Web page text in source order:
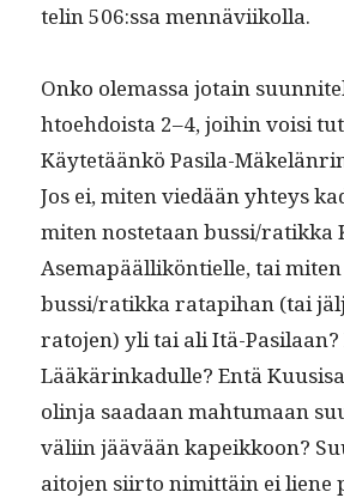
telin 506:ssa mennäviikolla.
Onko ole­mas­sa jotain
h­toe­hdoista 2–4, joi­hin voisi
Käytetäänkö Pasi­la-
Jos ei, miten viedään yhteys
miten nos­te­taan bussi/ratikka
Asemapääl­likön­tielle, tai
bussi/ratikka rat­api­han (tai
rato­jen) yli tai ali Itä-Pasi­laan?
Lääkärinkadulle? Entä
olin­ja saadaan mah­tu­maan
väli­in jäävään kapeikkoon?
aito­jen siir­to nimit­täin ei liene